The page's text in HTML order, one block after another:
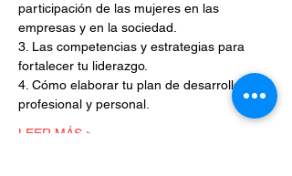
participación de las mujeres en las
empresas y en la sociedad.
3. Las competencias y estrategias para
fortalecer tu liderazgo.
4. Cómo elaborar tu plan de desarrollo
profesional y personal.
LEER MÁS >